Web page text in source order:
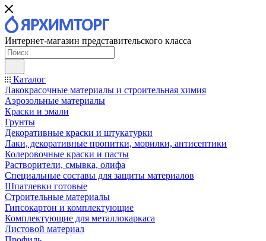
Интернет-магазин представительского класса
Каталог
Лакокрасочные материалы и строительная химия
Аэрозольные материалы
Краски и эмали
Грунты
Декоративные краски и штукатурки
Лаки, декоративные пропитки, морилки, антисептики
Колеровочные краски и пасты
Растворители, смывка, олифа
Специальные составы для защиты материалов
Шпатлевки готовые
Строительные материалы
Гипсокартон и комплектующие
Комплектующие для металлокаркаса
Листовой материал